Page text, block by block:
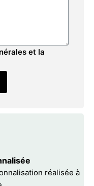
et la
réalisée à